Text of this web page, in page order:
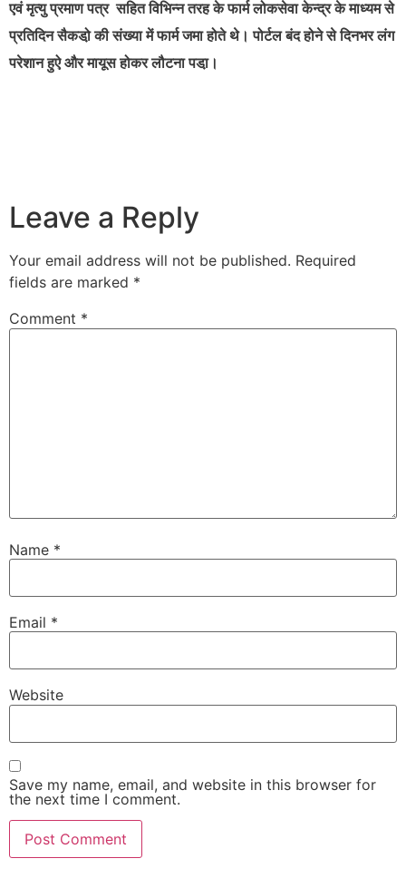
एवं मृत्यु प्रमाण पत्र सहित विभिन्न तरह के फार्म लोकसेवा केन्द्र के माध्यम से
प्रतिदिन सैकडो़ की संख्या में फार्म जमा होते थे। पोर्टल बंद होने से दिनभर लंग
परेशान हुऐ और मायूस होकर लौटना पडा़।
Leave a Reply
Your email address will not be published. Required
fields are marked *
Comment *
Name *
Email *
Website
Save my name, email, and website in this browser for
the next time I comment.